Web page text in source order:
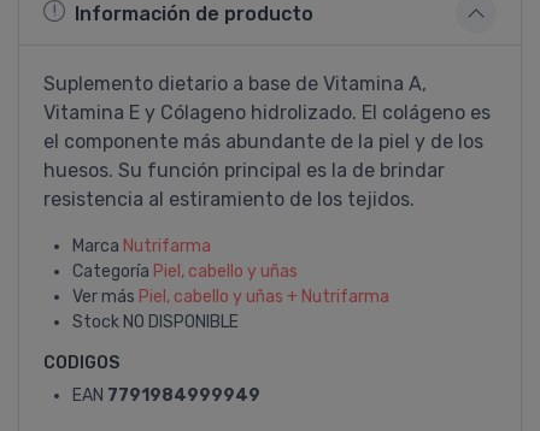
Información de producto
Suplemento dietario a base de Vitamina A,
Vitamina E y Cólageno hidrolizado. El colágeno es
el componente más abundante de la piel y de los
huesos. Su función principal es la de brindar
resistencia al estiramiento de los tejidos.
Marca Nutrifarma
Categoría Piel, cabello y uñas
Ver más Piel, cabello y uñas + Nutrifarma
Stock NO DISPONIBLE
CODIGOS
EAN 7791984999949